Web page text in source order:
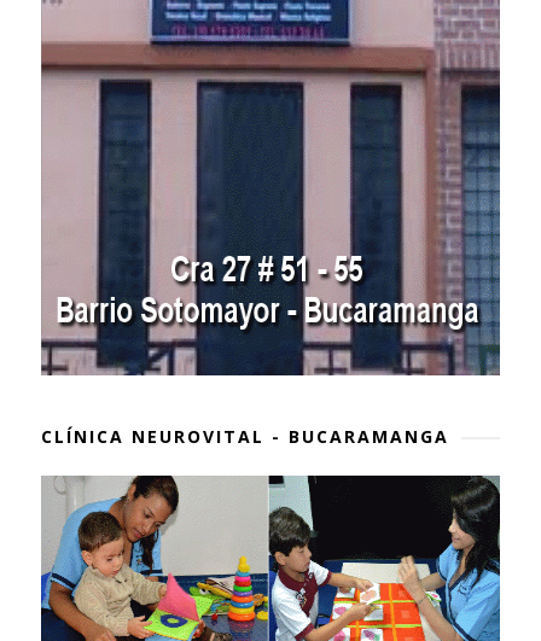
CLÍNICA NEUROVITAL - BUCARAMANGA